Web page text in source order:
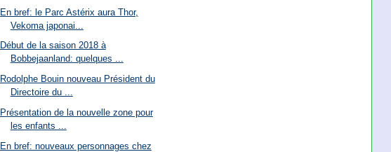
En bref: le Parc Astérix aura Thor,
Vekoma japonai...
Début de la saison 2018 à
Bobbejaanland: quelques ...
Rodolphe Bouin nouveau Président du
Directoire du ...
Présentation de la nouvelle zone pour
les enfants ...
En bref: nouveaux personnages chez